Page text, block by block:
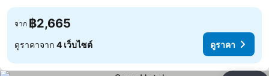
จาก ฿2,665
ดูราคาจาก 4 เว็บไซต์ ดูราคา